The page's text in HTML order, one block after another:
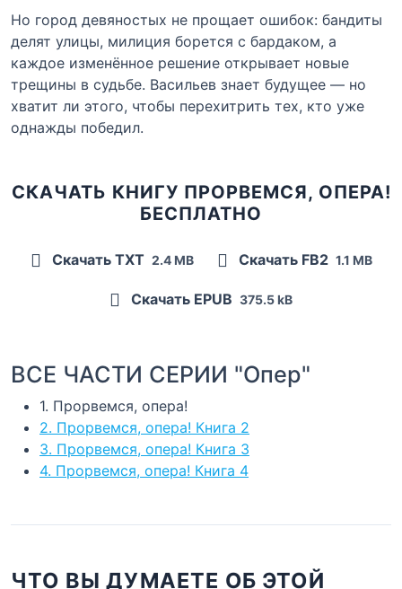
Но город девяностых не прощает ошибок: бандиты
делят улицы, милиция борется с бардаком, а
каждое изменённое решение открывает новые
трещины в судьбе. Васильев знает будущее — но
хватит ли этого, чтобы перехитрить тех, кто уже
однажды победил.
СКАЧАТЬ КНИГУ ПРОРВЕМСЯ, ОПЕРА!
БЕСПЛАТНО
Скачать TXT 2.4 MB Скачать FB2 1.1 MB
Скачать EPUB 375.5 kB
ВСЕ ЧАСТИ СЕРИИ "Опер"
1. Прорвемся, опера!
2. Прорвемся, опера! Книга 2
3. Прорвемся, опера! Книга 3
4. Прорвемся, опера! Книга 4
ЧТО ВЫ ДУМАЕТЕ ОБ ЭТОЙ